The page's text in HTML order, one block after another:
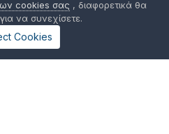
cookies σας , διαφορετικά θα
να συνεχίσετε.
Cookies